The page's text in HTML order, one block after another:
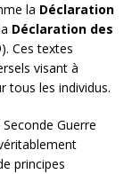
la Déclaration
Déclaration des
Ces textes
visant à
tous les individus.
Guerre
principes